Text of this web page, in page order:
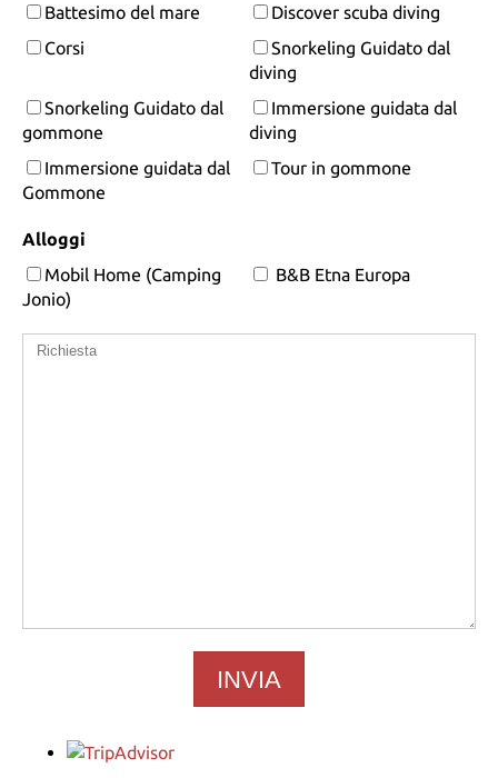
Battesimo del mare
Discover scuba diving
Corsi
Snorkeling Guidato dal
diving
Snorkeling Guidato dal
gommone
Immersione guidata dal
diving
Immersione guidata dal
Gommone
Tour in gommone
Alloggi
Mobil Home (Camping
Jonio)
B&B Etna Europa